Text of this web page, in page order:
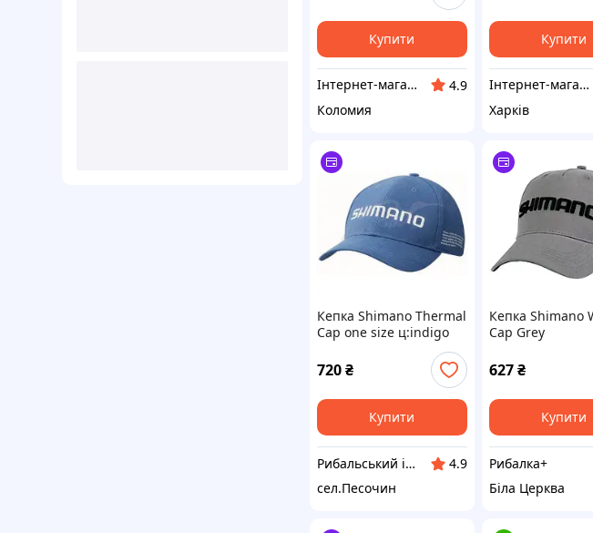
Купити
Інтернет-магазин товарів для творчості "Фурнітура"
4.9
Коломия
Купити
Інтернет-магазин "Steel Fish"
Харків
Кепка Shimano Thermal
Cap one size ц:indigo
720₴
Купити
Рибальський інтернет магазин "РИБАЦЮГА"
4.9
сел.Песочин
Кепка Shimano
Cap Grey
627₴
Купити
Рибалка+
Біла Церква